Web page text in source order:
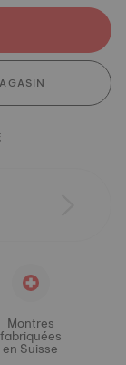
Montres
fabriquées
en Suisse